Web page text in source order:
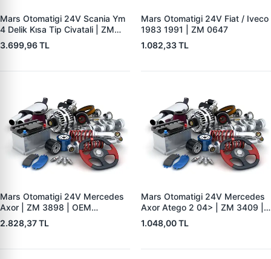
Mars Otomatigi 24V Scania Ym
4 Delik Kısa Tip Civatali | ZM
0833 | OEM 0011526310
1405979
3.699,96 TL
Mars Otomatigi 24V Fiat / Iveco
1983 1991 | ZM 0647
1.082,33 TL
Mars Otomatigi 24V Mercedes
Axor | ZM 3898 | OEM
0051516401 005151640180
006151150
2.828,37 TL
Mars Otomatigi 24V Mercedes
Axor Atego 2 04> | ZM 3409 |
OEM ZM 3409
1.048,00 TL